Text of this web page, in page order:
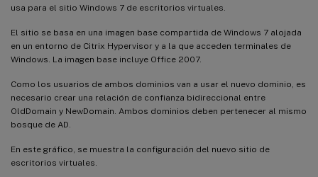
usa para el sitio Windows 7 de escritorios virtuales.
El sitio se basa en una imagen base compartida de Windows 7 alojada
en un entorno de Citrix Hypervisor y a la que acceden terminales de
Windows. La imagen base incluye Office 2007.
Como los usuarios de ambos dominios van a usar el nuevo dominio, es
necesario crear una relación de confianza bidireccional entre
OldDomain y NewDomain. Ambos dominios deben pertenecer al mismo
bosque de AD.
En este gráfico, se muestra la configuración del nuevo sitio de
escritorios virtuales.